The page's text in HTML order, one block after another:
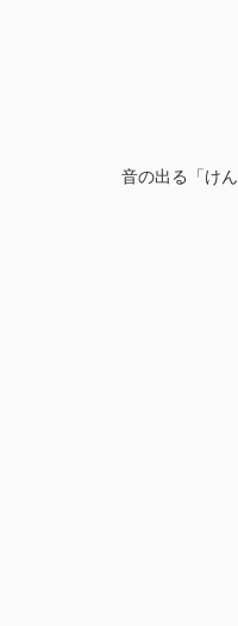
音の出る「け